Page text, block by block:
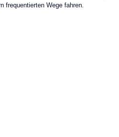
frequentierten Wege fahren.